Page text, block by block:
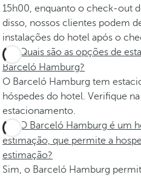
15h00, enquanto o check-out
disso, nossos clientes podem
instalações do hotel após o
Quais são as opções de
Barceló Hamburg?
O Barceló Hamburg tem
hóspedes do hotel. Verifique
estacionamento.
O Barceló Hamburg é um
estimação, que permite a
estimação?
Sim, o Barceló Hamburg